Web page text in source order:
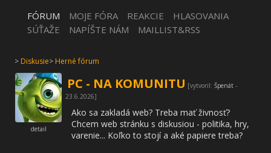
FÓRUM MOJE FÓRA REAKCIE
HLASOVANIA
SÚŤAŽE
NAPÍŠTE NÁM MAILLIST&RSS
> Diskusie> Herné fórum
detail
PC - NA KOMUNITU [vytvoril: Špenát -
23.6.2026]
Ako sa zakladá web? Treba mať živnosť?
Chcem web stránku s diskusiou - politika, hry,
varenie... Koľko to stojí a aké papiere treba?